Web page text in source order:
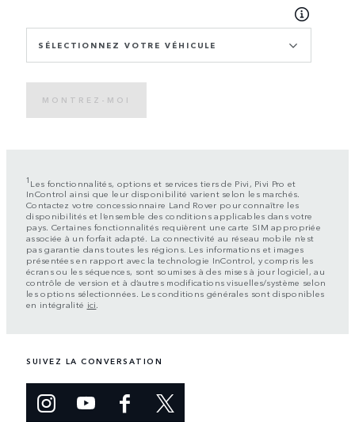
SÉLECTIONNEZ VOTRE VÉHICULE
MONTREZ-MOI
1 Les fonctionnalités, options et services tiers de Pivi, Pivi Pro et
InControl ainsi que leur disponibilité varient selon les marchés.
Contactez votre concessionnaire Land Rover pour connaître les
disponibilités et l’ensemble des conditions applicables dans votre
pays. Certaines fonctionnalités requièrent une carte SIM appropriée
associée à un forfait adapté. La connectivité au réseau mobile n’est
pas garantie dans toutes les régions. Les informations et images
présentées en rapport avec la technologie InControl, y compris les
écrans ou les séquences, sont soumises à des mises à jour logiciel, au
contrôle de version et à d’autres modifications visuelles/système selon
les options sélectionnées. Les conditions générales sont disponibles
en intégralité ici.
SUIVEZ LA CONVERSATION